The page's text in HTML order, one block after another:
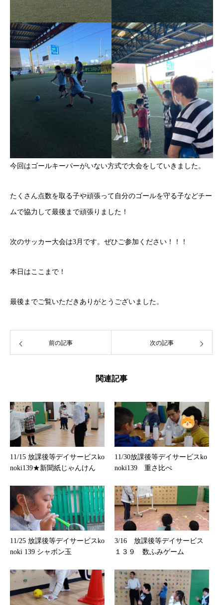
今回はゴールキーパーがいない方式で大会をしていきました。
たくさん点数を取る子や頑張って自分のゴールを守る子などチー
ムで協力して最後まで頑張りました！
次のサッカー大会は3月です。ぜひご参加ください！！！
本日はここまで！
最後までご覧いただきありがとうございました。
前の記事 次の記事
関連記事
11/15 放課後等デイサービスko
noki139★新聞紙じゃんけん
11/30放課後等デイサービスko
noki139 重さ比べ
11/25 放課後等デイサービスko
noki 139 シャボン玉
3/16 放課後等デイサービス
１３９ 数ふみゲーム